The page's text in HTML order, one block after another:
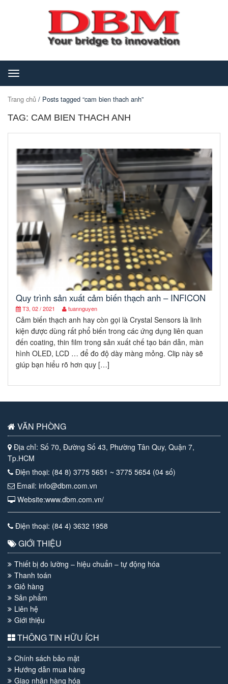
Toggle
navigation
Trang chủ / Posts tagged “cam bien thach anh”
TAG: CAM BIEN THACH ANH
Quy trình sản xuất cảm biến thạch anh – INFICON
T3, 02 / 2021 tuannguyen
Cảm biến thạch anh hay còn gọi là Crystal Sensors là linh
kiện được dùng rất phổ biến trong các ứng dụng liên quan
đến coating, thin film trong sản xuất chế tạo bán dẫn, màn
hình OLED, LCD … để đo độ dày màng mỏng. Clip này sẽ
giúp bạn hiểu rõ hơn quy […]
VĂN PHÒNG
Địa chỉ: Số 70, Đường Số 43, Phường Tân Quy, Quận 7,
Tp.HCM
Điện thoại: (84 8) 3775 5651 ~ 3775 5654 (04 số)
Email: info@dbm.com.vn
Website:www.dbm.com.vn/
Điện thoại: (84 4) 3632 1958
GIỚI THIỆU
Thiết bị đo lường – hiệu chuẩn – tự động hóa
Thanh toán
Giỏ hàng
Sản phẩm
Liên hệ
Giới thiệu
THÔNG TIN HỮU ÍCH
Chính sách bảo mật
Hướng dẫn mua hàng
Giao nhận hàng hóa